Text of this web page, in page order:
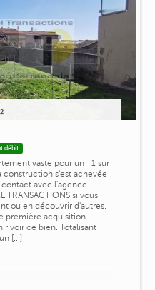
débit
vaste pour un T1 sur
construction s'est achevée
avec l'agence
TRANSACTIONS si vous
ou en découvrir d'autres.
première acquisition
voir ce bien. Totalisant
[...]